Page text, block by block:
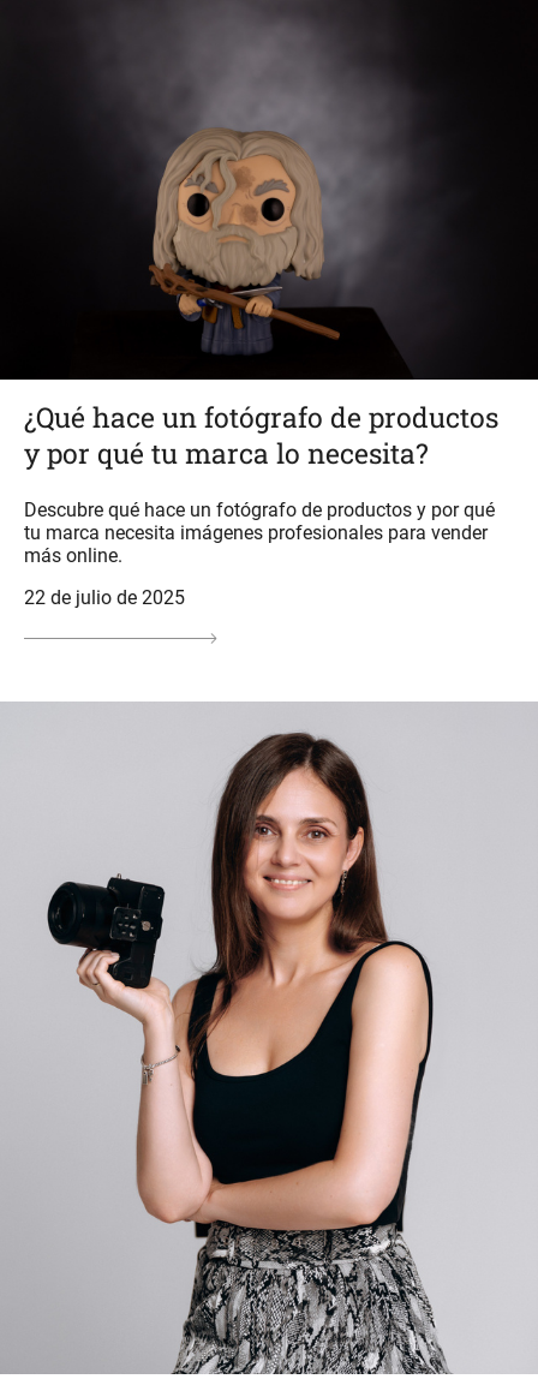
¿Qué hace un fotógrafo de productos
y por qué tu marca lo necesita?
Descubre qué hace un fotógrafo de productos y por qué
tu marca necesita imágenes profesionales para vender
más online.
22 de julio de 2025